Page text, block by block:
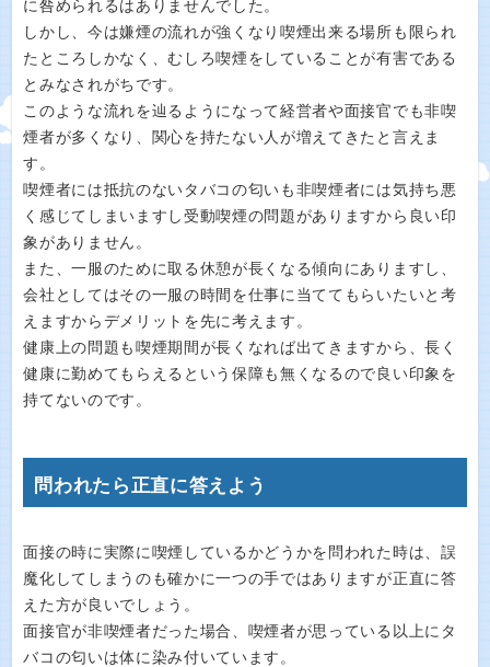
に咎められるはありませんでした。
しかし、今は嫌煙の流れが強くなり喫煙出来る場所も限られ
たところしかなく、むしろ喫煙をしていることが有害である
とみなされがちです。
このような流れを辿るようになって経営者や面接官でも非喫
煙者が多くなり、関心を持たない人が増えてきたと言えま
す。
喫煙者には抵抗のないタバコの匂いも非喫煙者には気持ち悪
く感じてしまいますし受動喫煙の問題がありますから良い印
象がありません。
また、一服のために取る休憩が長くなる傾向にありますし、
会社としてはその一服の時間を仕事に当ててもらいたいと考
えますからデメリットを先に考えます。
健康上の問題も喫煙期間が長くなれば出てきますから、長く
健康に勤めてもらえるという保障も無くなるので良い印象を
持てないのです。
問われたら正直に答えよう
面接の時に実際に喫煙しているかどうかを問われた時は、誤
魔化してしまうのも確かに一つの手ではありますが正直に答
えた方が良いでしょう。
面接官が非喫煙者だった場合、喫煙者が思っている以上にタ
バコの匂いは体に染み付いています。